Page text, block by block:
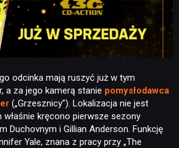
GRALIŚMY
odcinka mają ruszyć już w tym
a za jego kamerą stanie pomysłodawca
(„Grzesznicy”). Lokalizacja nie jest
kręcono pierwsze sezony
Duchovnym i Gillian Anderson. Funkcję
Yale, znana z pracy przy „The